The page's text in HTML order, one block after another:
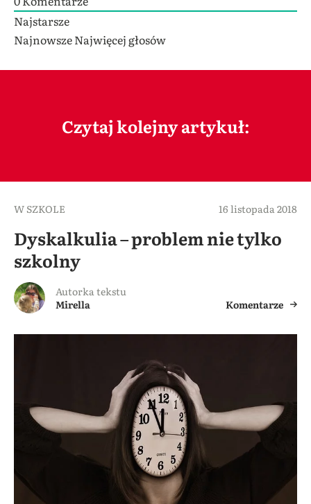
Najstarsze
NajnowszeNajwięcej głosów
Czytaj kolejny artykuł:
W SZKOLE 16 listopada 2018
Dyskalkulia – problem nie tylko
szkolny
Autorka tekstu
Mirella
Komentarze